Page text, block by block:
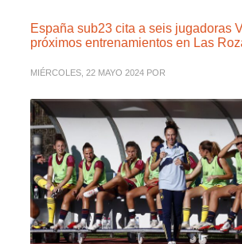
España sub23 cita a seis jugadoras
próximos entrenamientos en Las
MIÉRCOLES, 22 MAYO 2024 POR